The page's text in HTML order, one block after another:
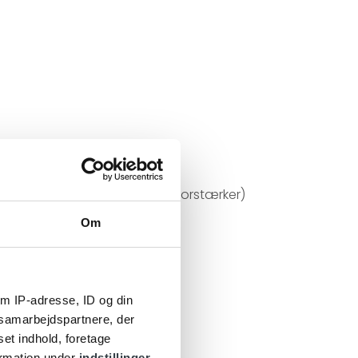
Om
IP-adresse, ID og din
der
indhold, foretage
app’en.
så lyden (equaliser og forstærker)
ud af ørene.
en ladestation.